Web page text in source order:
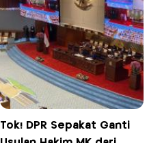
Tok! DPR Sepakat Ganti